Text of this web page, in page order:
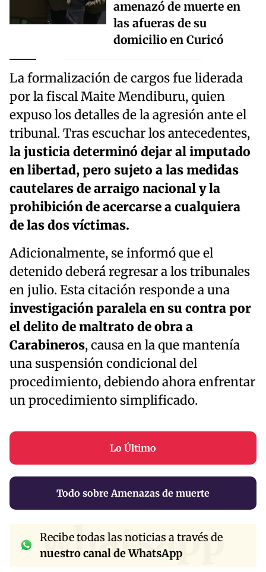
amenazó de muerte en
las afueras de su
domicilio en Curicó
La formalización de cargos fue liderada
por la fiscal Maite Mendiburu, quien
expuso los detalles de la agresión ante el
tribunal. Tras escuchar los antecedentes,
la justicia determinó dejar al imputado
en libertad, pero sujeto a las medidas
cautelares de arraigo nacional y la
prohibición de acercarse a cualquiera
de las dos víctimas.
Adicionalmente, se informó que el
detenido deberá regresar a los tribunales
en julio. Esta citación responde a una
investigación paralela en su contra por
el delito de maltrato de obra a
Carabineros, causa en la que mantenía
una suspensión condicional del
procedimiento, debiendo ahora enfrentar
un procedimiento simplificado.
Lo Último
Todo sobre Amenazas de muerte
whatsapp
Recibe todas las noticias a través de
nuestro canal de WhatsApp